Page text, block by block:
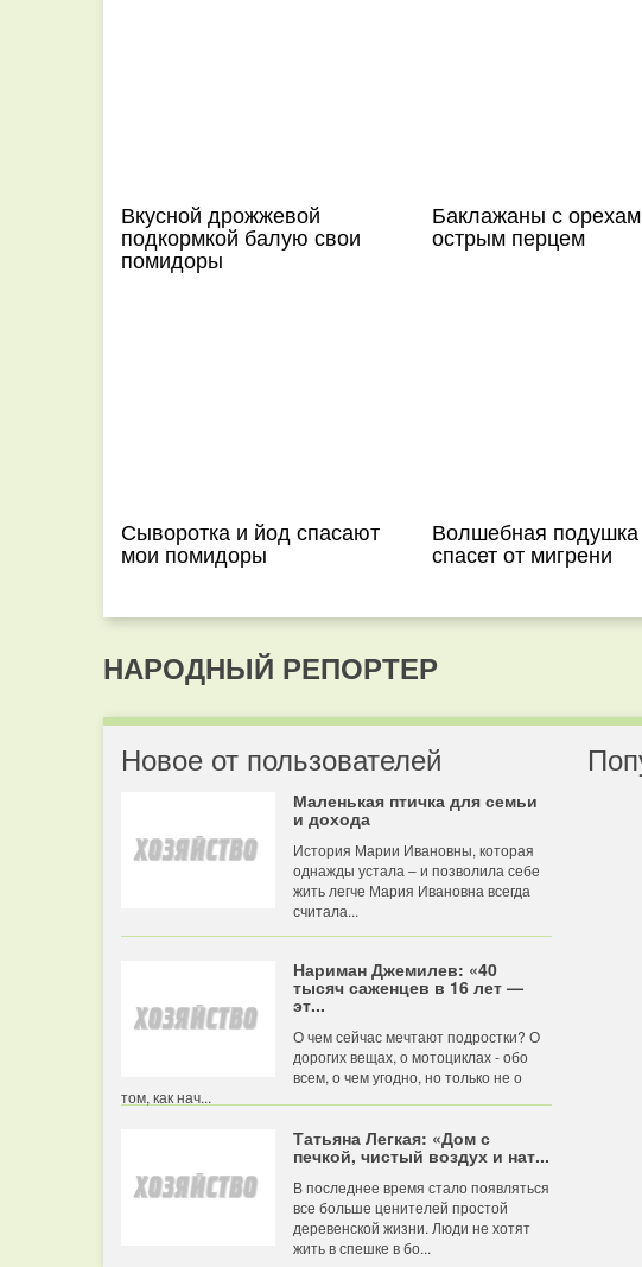
Вкусной дрожжевой
подкормкой балую свои
помидоры
Баклажаны с
острым перцем
Сыворотка и йод спасают
мои помидоры
Волшебная подушка
спасет от мигрени
НАРОДНЫЙ РЕПОРТЕР
Новое от пользователей
Маленькая птичка для семьи
и дохода
История Марии Ивановны, которая
однажды устала – и позволила себе
жить легче Мария Ивановна всегда
считала...
Нариман Джемилев: «40
тысяч саженцев в 16 лет —
эт...
О чем сейчас мечтают подростки? О
дорогих вещах, о мотоциклах - обо
всем, о чем угодно, но только не о
том, как нач...
Татьяна Легкая: «Дом с
печкой, чистый воздух и нат...
В последнее время стало появляться
все больше ценителей простой
деревенской жизни. Люди не хотят
жить в спешке в бо...